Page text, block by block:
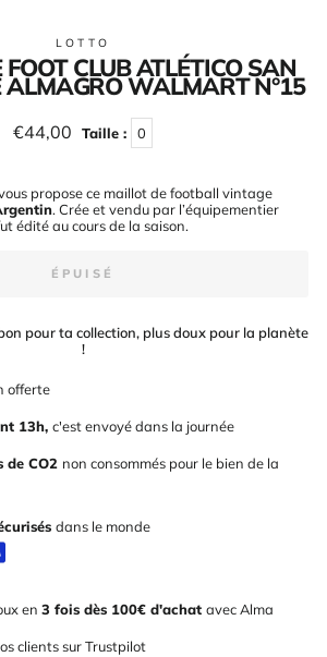
LOTTO
CLUB ATLÉTICO SAN
ALMAGRO WALMART N°15
Prix
régulier
€44,00 Taille : 0
propose ce maillot de football vintage
. Crée et vendu par l’équipementier
édité au cours de la saison.
ÉPUISÉ
pour ta collection, plus doux pour la planète
!
offerte
13h, c'est envoyé dans la journée
de CO2 non consommés pour le bien de la
dans le monde
en 3 fois dès 100€ d'achat avecAlma
clients sur Trustpilot